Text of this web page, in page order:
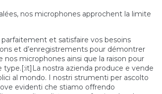
nos microphones approchent la limite
et satisfaire vos besoins
et d’enregistrements pour démontrer
microphones ainsi que la raison pour
nostra azienda produce e vende
al mondo. I nostri strumenti per ascolto
evidenti che stiamo offrendo